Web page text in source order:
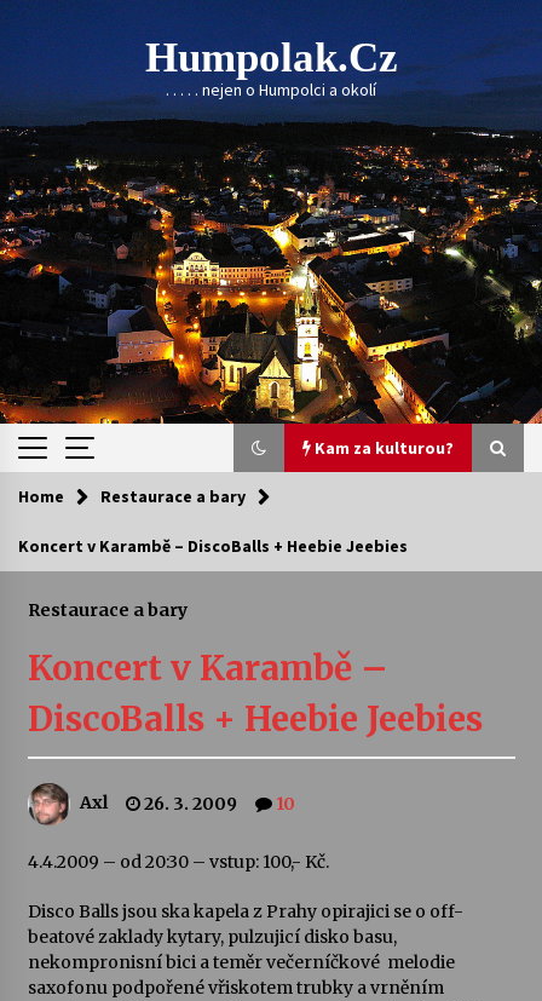
Skip
to
content
Humpolak.cz
. . . . . nejen o Humpolci a okolí
Kam za kulturou?
Kam za kulturou?
Sukuba Ensemble
kapkou
Veselí muzikanti
Pozvánka na integrační festival Quijotova
šedesátka: 28. 7.–1. 8. 2026
28. 7. 2026
Home Restaurace a bary
Koncert v Karambě – DiscoBalls + Heebie Jeebies
Restaurace a bary
Koncert v Karambě –
DiscoBalls + Heebie Jeebies
Axl 26. 3. 2009 10
4.4.2009 – od 20:30 – vstup: 100,- Kč.
Disco Ballsjsou ska kapela z Prahy opirajici se o off-
beatové zaklady kytary, pulzujicí disko basu,
nekompronisní bici a teměr večerníčkové melodie
saxofonu podpořené vřiskotem trubky a vrněním